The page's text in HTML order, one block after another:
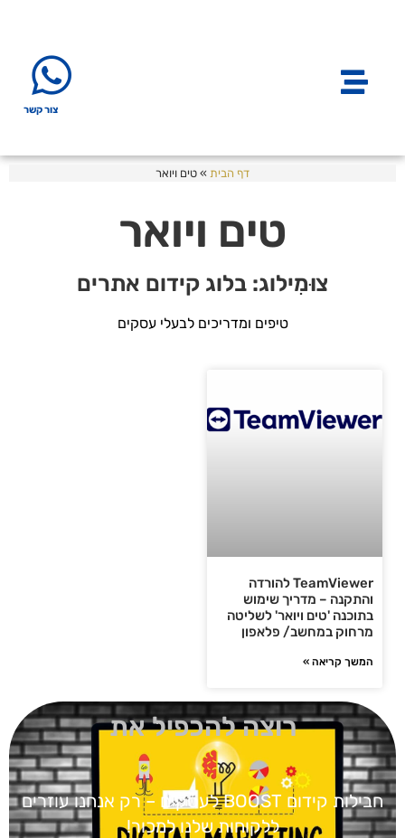
צור קשר
דף הבית » טים ויואר
טים ויואר
צוּמִילוג: בלוג קידום אתרים
טיפים ומדריכים לבעלי עסקים
TeamViewer להורדה
והתקנה – מדריך שימוש
בתוכנה 'טים ויואר' לשליטה
מרחוק במחשב/ פלאפון
המשך קריאה »
רוצה להכפיל את
חבילות קידום BOOST
לעסקים – רק אנחנו עוזרים
ללקוחות שלנו למכור!